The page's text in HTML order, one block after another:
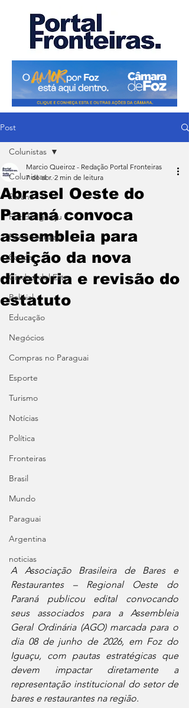
Post
Colunistas
Paraná
Foz do Iguaçu
Puerto Iguazu
Saúde
Ciudad del Este
Policial
Educação
Negócios
Compras no Paraguai
Esporte
Turismo
Notícias
Política
Fronteiras
Brasil
Mundo
Paraguai
Argentina
noticias
Colunistas
Abrasel Oeste do
Paraná convoca
assembleia para
eleição da nova
diretoria e revisão do
estatuto
Marcio Queiroz - Redação Portal Fronteiras
7 de abr. 2 min de leitura
A Associação Brasileira de Bares e
Restaurantes – Regional Oeste do
Paraná publicou edital convocando
seus associados para a Assembleia
Geral Ordinária (AGO) marcada para o
dia 08 de junho de 2026, em Foz do
Iguaçu, com pautas estratégicas que
devem impactar diretamente a
representação institucional do setor de
bares e restaurantes na região.